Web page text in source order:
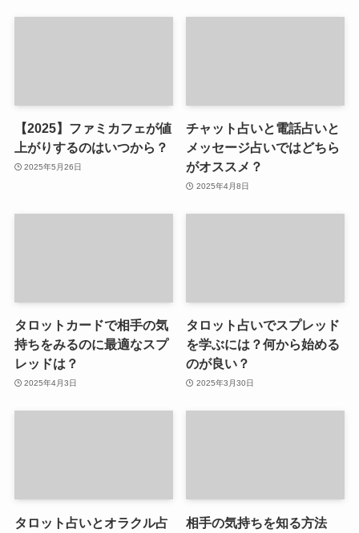
【2025】ファミカフェが値
上がりするのはいつから？
2025年5月26日
チャット占いと電話占いと
メッセージ占いではどちら
がオススメ？
2025年4月8日
タロットカードで相手の気
持ちをみるのに最適なスプ
レッドは？
2025年4月3日
タロット占いでスプレッド
を学ぶには？何から始める
のが良い？
2025年3月30日
タロット占いとオラクル占
相手の気持ちを知る方法